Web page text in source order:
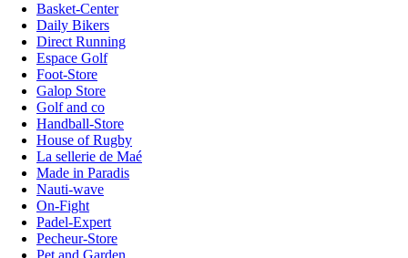
Basket-Center
Daily Bikers
Direct Running
Espace Golf
Foot-Store
Galop Store
Golf and co
Handball-Store
House of Rugby
La sellerie de Maé
Made in Paradis
Nauti-wave
On-Fight
Padel-Expert
Pecheur-Store